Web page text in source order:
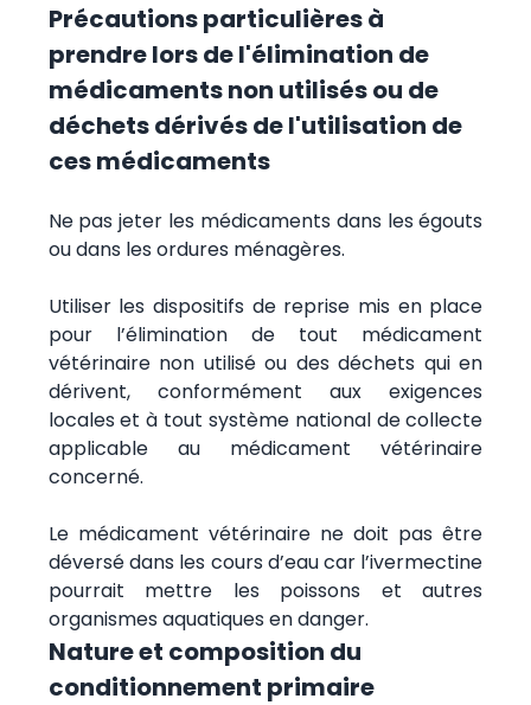
Précautions particulières à
prendre lors de l'élimination de
médicaments non utilisés ou de
déchets dérivés de l'utilisation de
ces médicaments
Ne pas jeter les médicaments dans les égouts
ou dans les ordures ménagères.
Utiliser les dispositifs de reprise mis en place
pour l’élimination de tout médicament
vétérinaire non utilisé ou des déchets qui en
dérivent, conformément aux exigences
locales et à tout système national de collecte
applicable au médicament vétérinaire
concerné.
Le médicament vétérinaire ne doit pas être
déversé dans les cours d’eau car l’ivermectine
pourrait mettre les poissons et autres
organismes aquatiques en danger.
Nature et composition du
conditionnement primaire